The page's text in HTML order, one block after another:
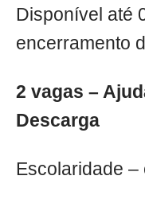
Disponível até
encerramento
2 vagas –
Descarga
Escolaridade